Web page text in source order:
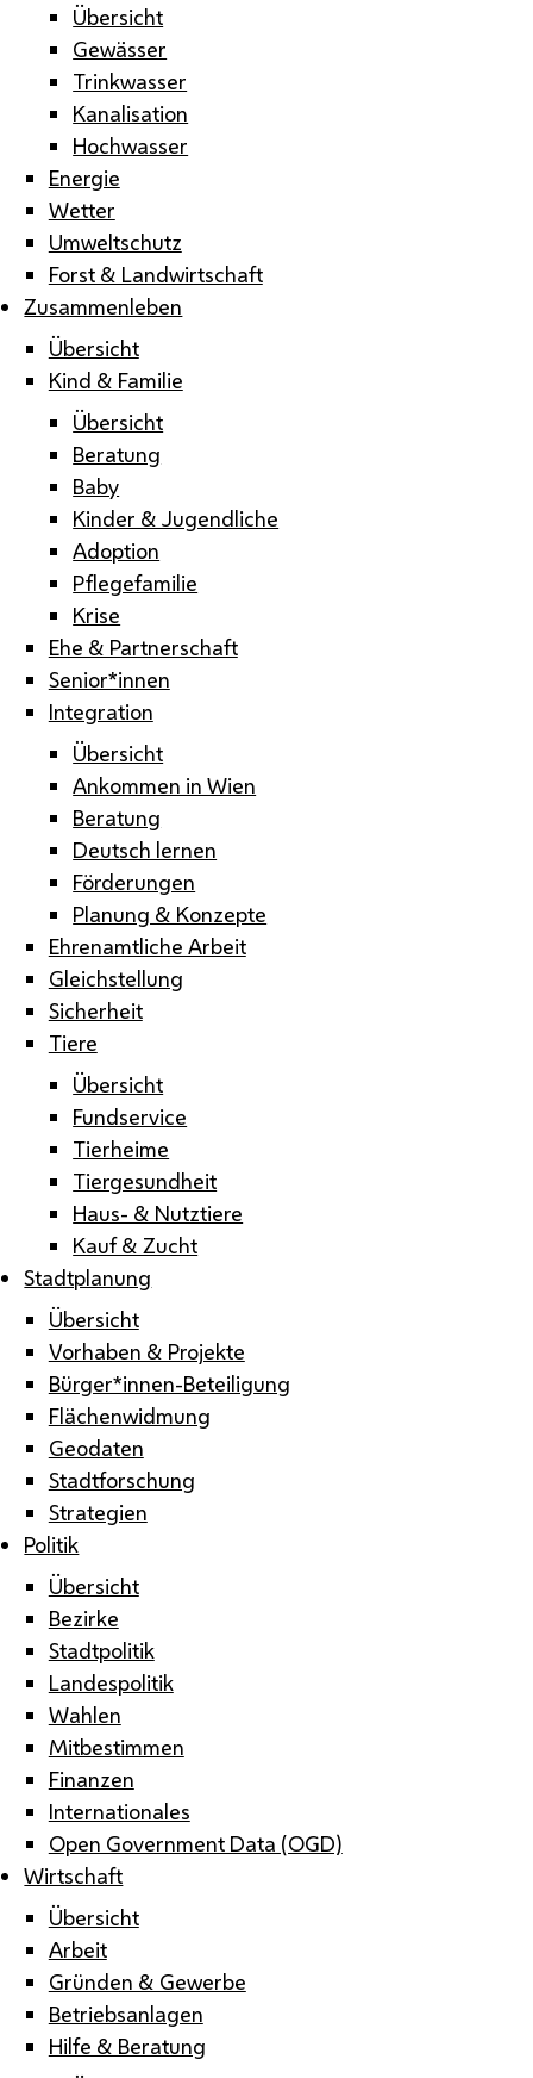
Übersicht
Gewässer
Trinkwasser
Kanalisation
Hochwasser
Energie
Wetter
Umweltschutz
Forst & Landwirtschaft
Zusammenleben
Übersicht
Kind & Familie
Übersicht
Beratung
Baby
Kinder & Jugendliche
Adoption
Pflegefamilie
Krise
Ehe & Partnerschaft
Senior*innen
Integration
Übersicht
Ankommen in Wien
Beratung
Deutsch lernen
Förderungen
Planung & Konzepte
Ehrenamtliche Arbeit
Gleichstellung
Sicherheit
Tiere
Übersicht
Fundservice
Tierheime
Tiergesundheit
Haus- & Nutztiere
Kauf & Zucht
Stadtplanung
Übersicht
Vorhaben & Projekte
Bürger*innen-Beteiligung
Flächenwidmung
Geodaten
Stadtforschung
Strategien
Politik
Übersicht
Bezirke
Stadtpolitik
Landespolitik
Wahlen
Mitbestimmen
Finanzen
Internationales
Open Government Data (OGD)
Wirtschaft
Übersicht
Arbeit
Gründen & Gewerbe
Betriebsanlagen
Hilfe & Beratung